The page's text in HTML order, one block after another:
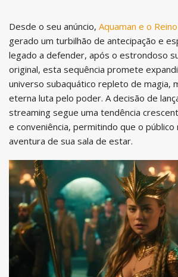
Desde o seu anúncio, Aquaman e o
gerado um turbilhão de antecipação e
legado a defender, após o estrondoso
original, esta sequência promete
universo subaquático repleto de magia,
eterna luta pelo poder. A decisão de
streaming segue uma tendência
e conveniência, permitindo que o público
aventura de sua sala de estar.